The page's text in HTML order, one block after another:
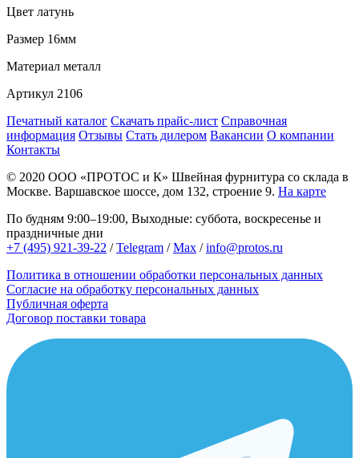
Цвет латунь
Размер 16мм
Материал металл
Артикул 2106
Печатный каталог Скачать прайс-лист Справочная
информация Отзывы Стать дилером Вакансии О компании
Контакты
© 2020 ООО «ПРОТОС и К» Швейная фурнитура со склада в
Москве. Варшавское шоссе, дом 132, строение 9. На карте
По будням 9:00–19:00, Выходные: суббота, воскресенье и
праздничные дни
+7 (495) 921-39-22 /Telegram /Max /info@protos.ru
Политика в отношении обработки персональных данных
Согласие на обработку персональных данных
Публичная оферта
Договор поставки товара